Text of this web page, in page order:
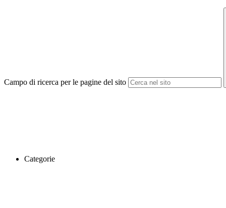
Campo di ricerca per le pagine del sito
Categorie